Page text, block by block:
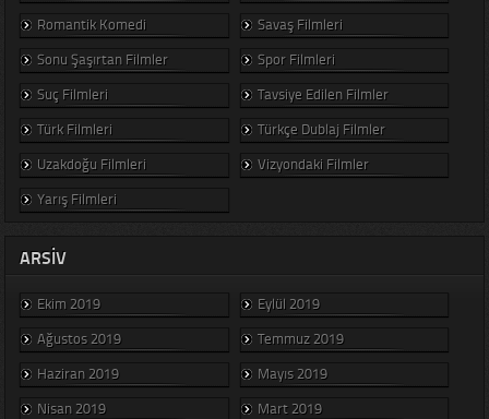
Romantik Komedi
Savaş Filmleri
Sonu Şaşırtan Filmler
Spor Filmleri
Suç Filmleri
Tavsiye Edilen Filmler
Türk Filmleri
Türkçe Dublaj Filmler
Uzakdoğu Filmleri
Vizyondaki Filmler
Yarış Filmleri
ARSIV
Ekim 2019
Eylül 2019
Ağustos 2019
Temmuz 2019
Haziran 2019
Mayıs 2019
Nisan 2019
Mart 2019